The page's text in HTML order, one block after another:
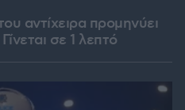
αντίχειρα προμηνύει
σε 1 λεπτό